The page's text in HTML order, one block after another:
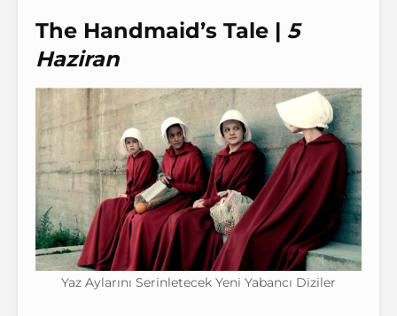
The Handmaid’s Tale | 5
Haziran
Yaz Aylarını Serinletecek Yeni Yabancı Diziler